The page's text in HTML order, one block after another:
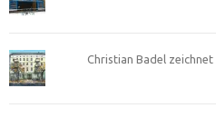
Christian Badel